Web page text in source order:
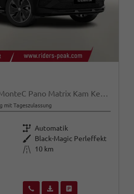
mit Tageszulassung
Getriebe Automatik
Außenfarbe
Black-Magic Perleffekt
Kilometerstand
10 km
Wir rufen Sie anFahrzeugexposé (PDF)